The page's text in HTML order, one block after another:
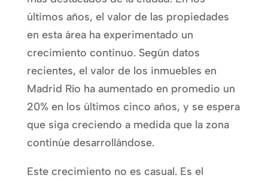
últimos años, el valor de las propiedades
en esta área ha experimentado un
crecimiento continuo. Según datos
recientes, el valor de los inmuebles en
Madrid Río ha aumentado en promedio un
20% en los últimos cinco años, y se espera
que siga creciendo a medida que la zona
continúe desarrollándose.
Este crecimiento no es casual. Es el